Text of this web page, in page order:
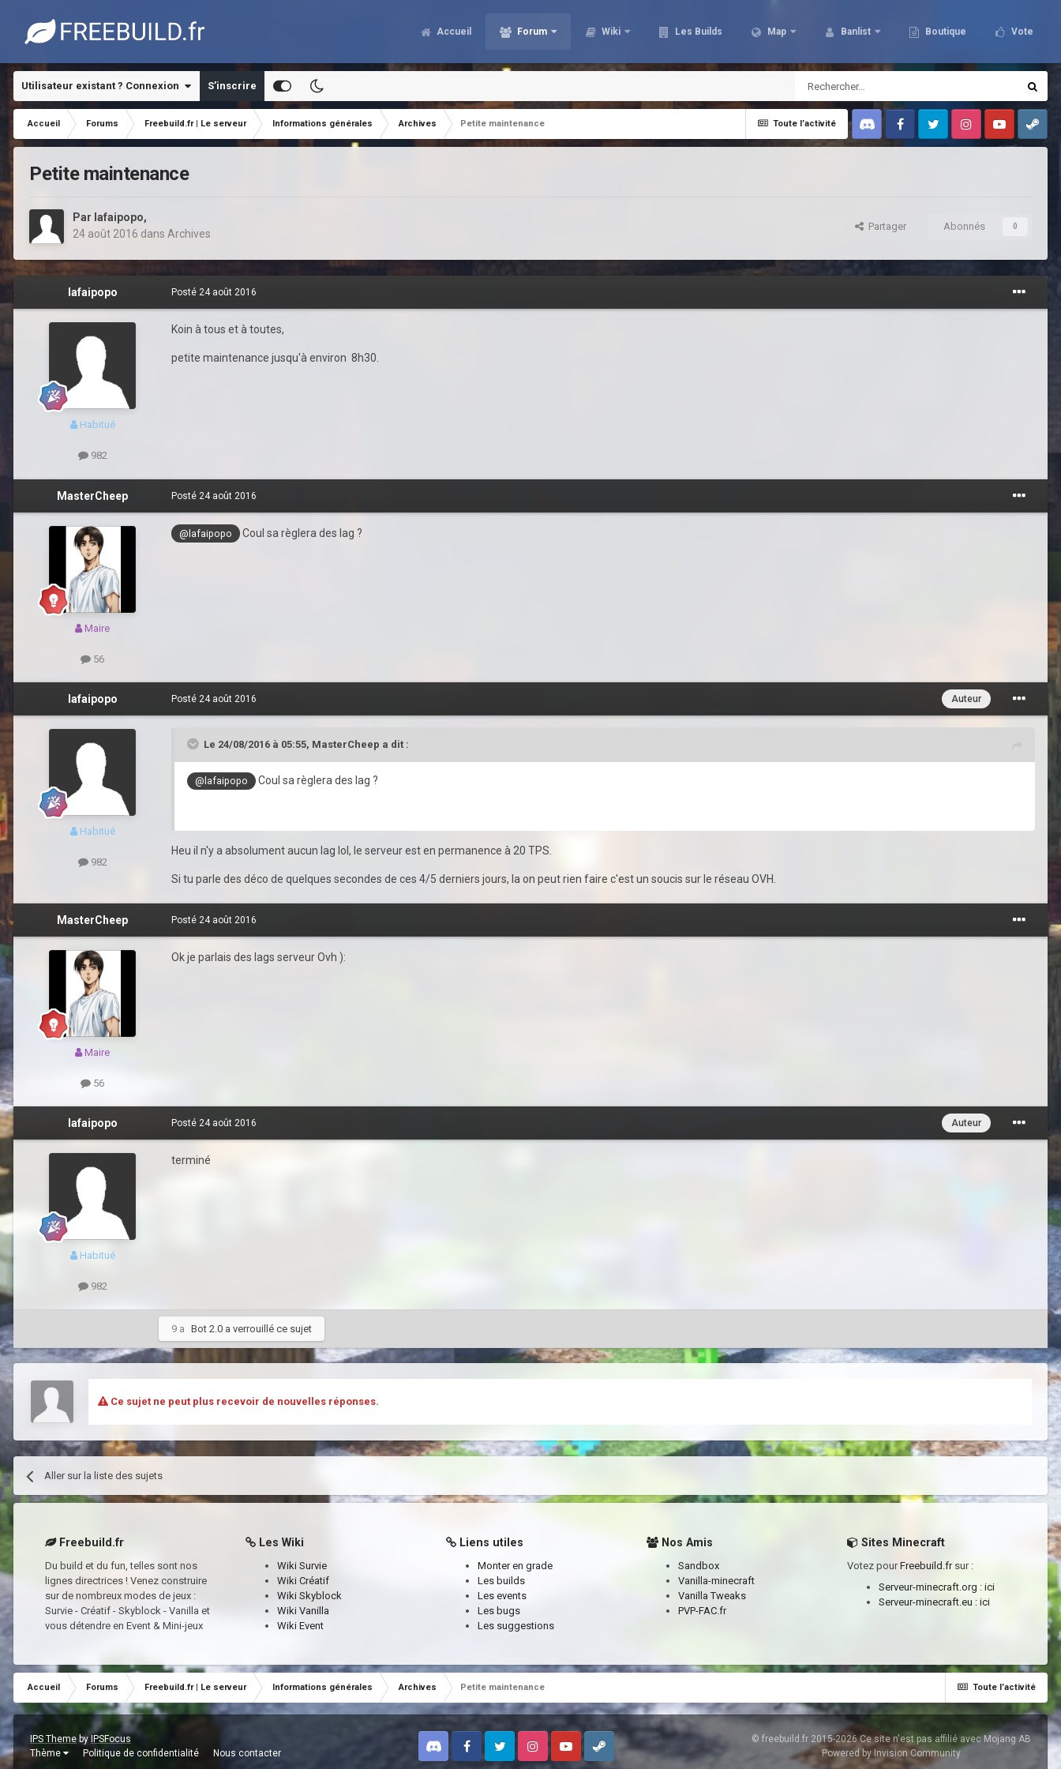
Accueil Forum Wiki Les Builds Map Banlist Boutique Vote
Utilisateur existant ? Connexion S’inscrire
Toute l’activité
Accueil Forums Freebuild.fr | Le serveur Informations générales Archives
Petite maintenance
Discord FacebookTwitter InstagramYoutubeSteam
Petite maintenance
Par lafaipopo,
24 août 2016 dans Archives
Partager Abonnés 0
lafaipopo
Habitué
982
Posté 24 août 2016
Koin à tous et à toutes,
petite maintenance jusqu'à environ 8h30.
MasterCheep
Maire
56
Posté 24 août 2016
@lafaipopo Coul sa règlera des lag ?
lafaipopo
Habitué
982
Auteur
Posté 24 août 2016
Le 24/08/2016 à 05:55, MasterCheep a dit :
@lafaipopo Coul sa règlera des lag ?
Heu il n'y a absolument aucun lag lol, le serveur est en permanence à 20 TPS.
Si tu parle des déco de quelques secondes de ces 4/5 derniers jours, la on peut rien faire c'est un soucis sur le réseau OVH.
MasterCheep
Maire
56
Posté 24 août 2016
Ok je parlais des lags serveur Ovh ):
lafaipopo
Habitué
982
Auteur
Posté 24 août 2016
terminé
9 a Bot 2.0 a verrouillé ce sujet
Ce sujet ne peut plus recevoir de nouvelles réponses.
Aller sur la liste des sujets
Freebuild.fr
Du build et du fun, telles sont nos
lignes directrices ! Venez construire
sur de nombreux modes de jeux :
Survie - Créatif - Skyblock - Vanilla et
vous détendre en Event & Mini-jeux
Les Wiki
Wiki Survie
Wiki Créatif
Wiki Skyblock
Wiki Vanilla
Wiki Event
Liens utiles
Monter en grade
Les builds
Les events
Les bugs
Les suggestions
Nos Amis
Sandbox
Vanilla-minecraft
Vanilla Tweaks
PVP-FAC.fr
Sites Minecraft
Votez pourFreebuild.frsur :
Serveur-minecraft.org : ici
Serveur-minecraft.eu : ici
Toute l’activité
Accueil Forums Freebuild.fr | Le serveur Informations générales Archives Petite maintenance
IPS Theme by IPSFocus
Thème
Politique de confidentialité Nous contacter
Discord FacebookTwitter InstagramYoutubeSteam
© freebuild.fr 2015-2026 Ce site n'est pas affilié avec Mojang AB
Powered by Invision Community